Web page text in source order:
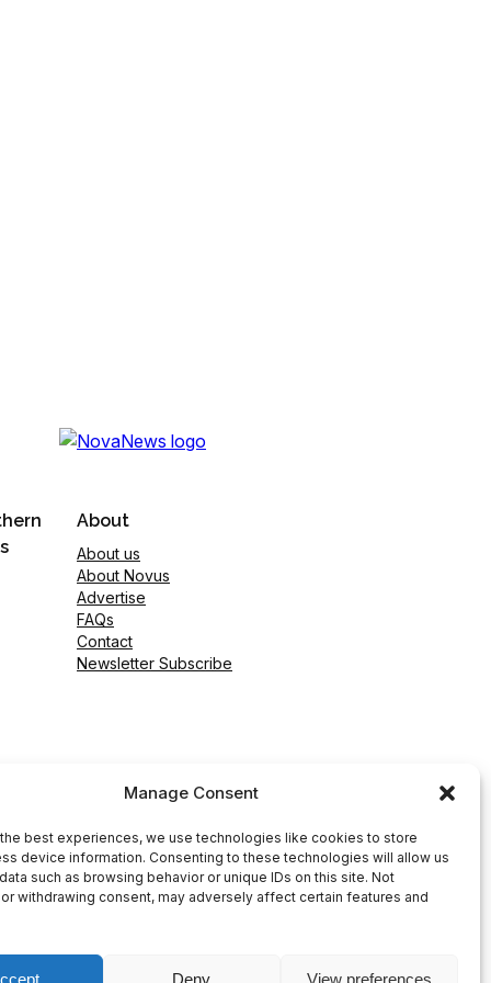
Manage Consent
best experiences, we use technologies like cookies to store
device information. Consenting to these technologies will allow us
such as browsing behavior or unique IDs on this site. Not
withdrawing consent, may adversely affect certain features and
Deny View preferences
About
About us
About Novus
Advertise
FAQs
Contact
Newsletter Subscribe